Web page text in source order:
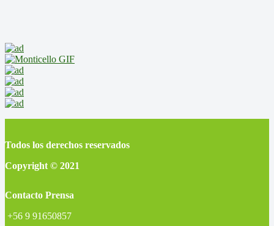
Todos los derechos reservados
Copyright © 2021
Contacto Prensa
+56 9 91650857